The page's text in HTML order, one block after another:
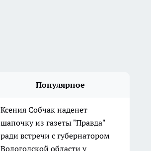
Популярное
Ксения Собчак наденет
шапочку из газеты "Правда"
ради встречи с губернатором
Вологодской области у